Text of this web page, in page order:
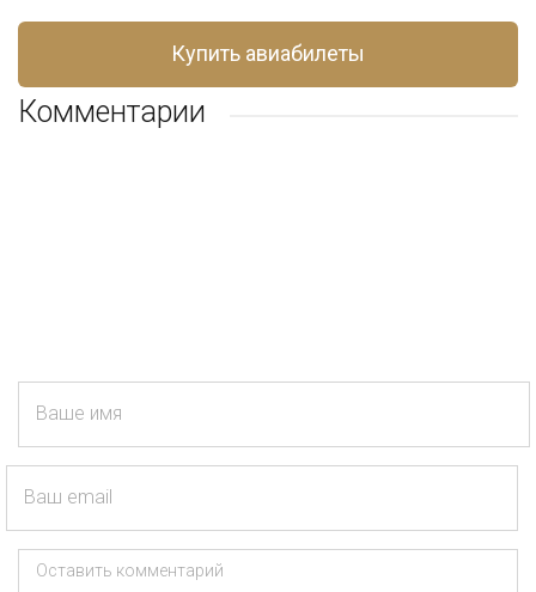
Купить авиабилеты
Комментарии
Ваше имя
Ваш email
Оставить комментарий